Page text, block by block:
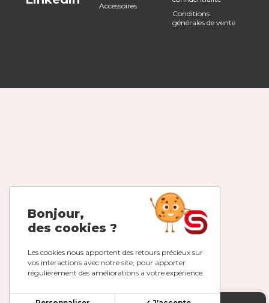
Accessoires
Conditions
générales de vente
Bonjour,
des cookies ?
Les cookies nous apportent des retours précieux sur
vos interactions avec notre site, pour apporter
régulièrement des améliorations à votre expérience.